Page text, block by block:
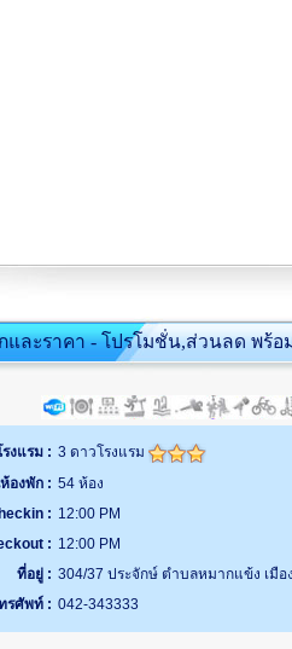
และราคา - โปรโมชั่น,ส่วนลด พร้อ
รงแรม : 3 ดาวโรงแรม
องพัก : 54 ห้อง
: 12:00 PM
: 12:00 PM
ที่อยู่ : 304/37 ประจักษ์ ตำบลหมากแข้ง เมื
รศัพท์ : 042-343333